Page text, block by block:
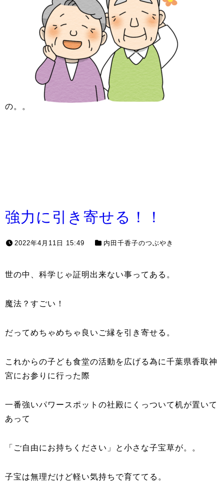
の。。
強力に引き寄せる！！
2022年4月11日 15:49 内田千香子のつぶやき
世の中、科学じゃ証明出来ない事ってある。
魔法？すごい！
だってめちゃめちゃ良いご縁を引き寄せる。
これからの子ども食堂の活動を広げる為に千葉県香取神
宮にお参りに行った際
一番強いパワースポットの社殿にくっついて机が置いて
あって
「ご自由にお持ちください」と小さな子宝草が。。
子宝は無理だけど軽い気持ちで育ててる。